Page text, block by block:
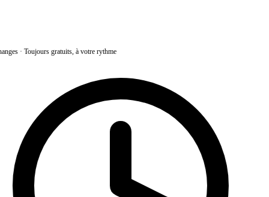
·Toujours gratuits, à votre rythme